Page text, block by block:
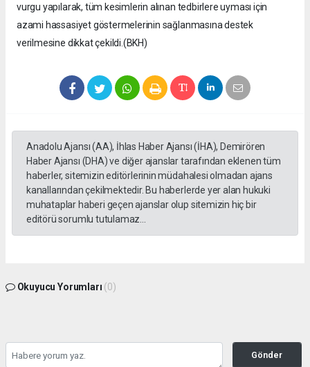
vurgu yapılarak, tüm kesimlerin alınan tedbirlere uyması için
azami hassasiyet göstermelerinin sağlanmasına destek
verilmesine dikkat çekildi.(BKH)
Anadolu Ajansı (AA), İhlas Haber Ajansı (İHA), Demirören
Haber Ajansı (DHA) ve diğer ajanslar tarafından eklenen tüm
haberler, sitemizin editörlerinin müdahalesi olmadan ajans
kanallarından çekilmektedir. Bu haberlerde yer alan hukuki
muhataplar haberi geçen ajanslar olup sitemizin hiç bir
editörü sorumlu tutulamaz...
Okuyucu Yorumları (0)
Gönder